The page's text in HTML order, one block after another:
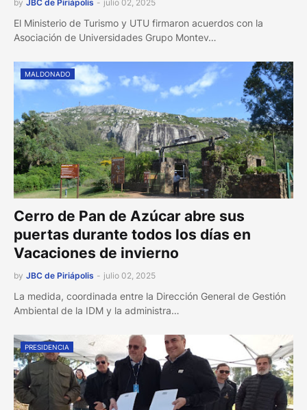
by JBC de Piriápolis - julio 02, 2025
El Ministerio de Turismo y UTU firmaron acuerdos con la
Asociación de Universidades Grupo Montev…
MALDONADO
Cerro de Pan de Azúcar abre sus
puertas durante todos los días en
Vacaciones de invierno
by JBC de Piriápolis - julio 02, 2025
La medida, coordinada entre la Dirección General de Gestión
Ambiental de la IDM y la administra…
PRESIDENCIA